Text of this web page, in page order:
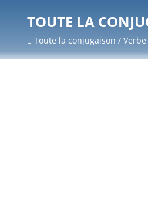
TOUTE LA
Toute la conjugaison /